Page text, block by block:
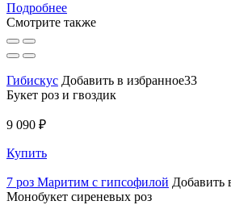
Подробнее
Смотрите также
Гибискус Добавить в избранное33
Букет роз и гвоздик
9 090 ₽
Купить
7 роз Маритим с гипсофилой Добавить
Монобукет сиреневых роз